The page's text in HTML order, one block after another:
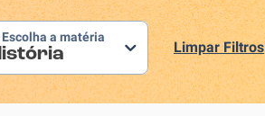
Escolha a matéria
Limpar Filtros